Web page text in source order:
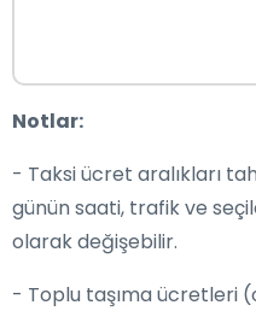
Notlar:
- Taksi ücret aralıkları
günün saati, trafik ve
olarak değişebilir.
- Toplu taşıma ücretleri